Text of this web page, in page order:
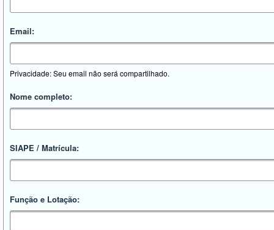
Email:
Privacidade: Seu email não será compartilhado.
Nome completo:
SIAPE / Matrícula:
Função e Lotação: